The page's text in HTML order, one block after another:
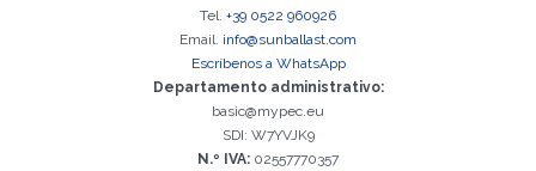
Tel. +39 0522 960926
Email. info@sunballast.com
Escríbenos a WhatsApp
Departamento administrativo:
basic@mypec.eu
SDI: W7YVJK9
N.º IVA: 02557770357